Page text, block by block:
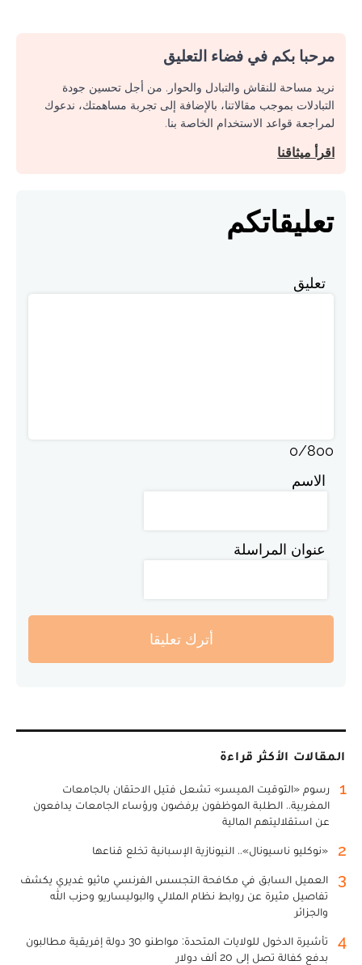
مرحبا بكم في فضاء التعليق
نريد مساحة للنقاش والتبادل والحوار. من أجل تحسين جودة
التبادلات بموجب مقالاتنا، بالإضافة إلى تجربة مساهمتك، ندعوك
لمراجعة قواعد الاستخدام الخاصة بنا.
اقرأ ميثاقنا
تعليقاتكم
تعليق
0/800
الاسم
عنوان المراسلة
أترك تعليقا
المقالات الأكثر قراءة
1
رسوم «التوقيت الميسر» تشعل فتيل الاحتقان بالجامعات
المغربية.. الطلبة الموظفون يرفضون ورؤساء الجامعات يدافعون
عن استقلاليتهم المالية
2 «نوكليو ناسيونال».. النيونازية الإسبانية تخلع قناعها
3
العميل السابق في مكافحة التجسس الفرنسي ماثيو غديري يكشف
تفاصيل مثيرة عن روابط نظام الملالي والبوليساريو وحزب الله
والجزائر
4
تأشيرة الدخول للولايات المتحدة: مواطنو 30 دولة إفريقية مطالبون
بدفع كفالة تصل إلى 20 ألف دولار